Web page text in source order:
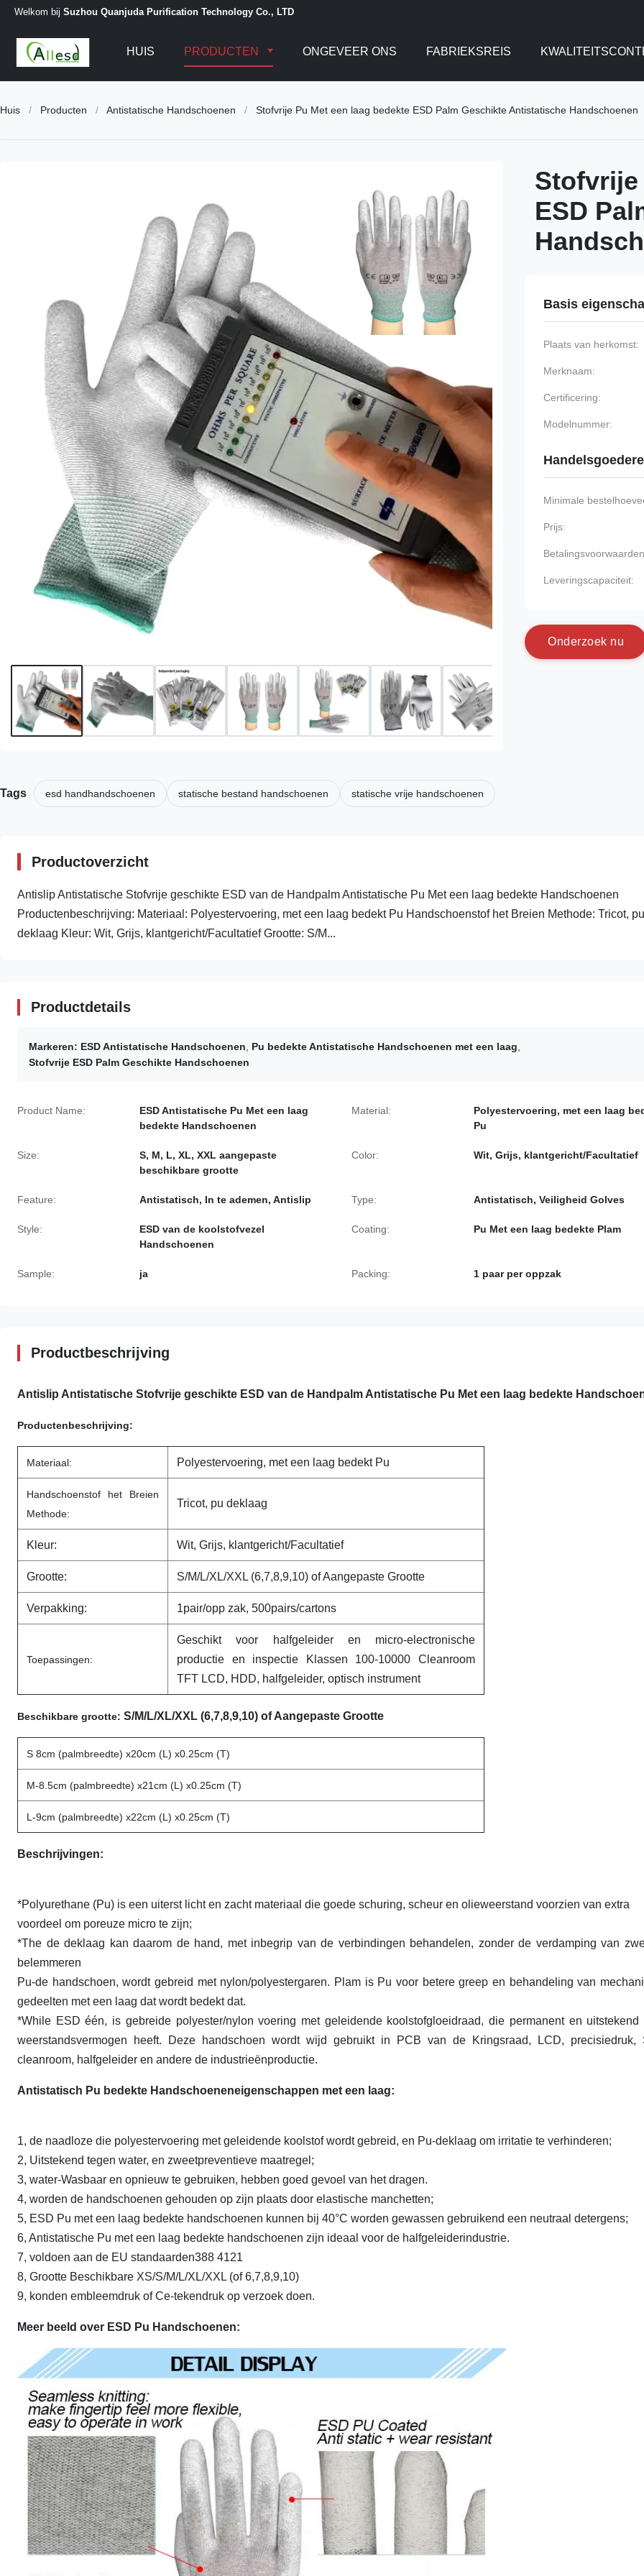
Welkom bij Suzhou Quanjuda Purification Technology Co., LTD
HUIS PRODUCTEN ONGEVEER ONS FABRIEKSREIS
Huis / Producten / Antistatische Handschoenen / Stofvrije Pu Met een laag bedekte ESD Palm Geschikte Antistatische Handschoenen
Stofvrije
ESD
Basis
Plaats van herkomst:
Merknaam:
Certificering:
Modelnummer:
Minimale
Prijs:
Leveringscapaciteit:
Onderzoek nu
Tags esd handhandschoenen statische bestand handschoenen statische vrije handschoenen
Productoverzicht
Antislip Antistatische Stofvrije geschikte ESD van de Handpalm Antistatische Pu Met een laag bedekte Handschoenen
Productenbeschrijving: Materiaal: Polyestervoering, met een laag bedekt Pu Handschoenstof het Breien Methode: Tricot, pu
deklaag Kleur: Wit, Grijs, klantgericht/Facultatief Grootte: S/M...
Productdetails
Markeren: ESD Antistatische Handschoenen Pu bedekte Antistatische Handschoenen met een laag
Stofvrije ESD Palm Geschikte Handschoenen
Product Name:
ESD Antistatische Pu Met een laag
bedekte Handschoenen
Material:
Polyestervoering, met een laag
Pu
Size:
S, M, L, XL, XXL aangepaste
beschikbare grootte
Color: Wit, Grijs, klantgericht/Facultatief
Feature: Antistatisch, In te ademen, Antislip Type: Antistatisch, Veiligheid Golves
Style:
ESD van de koolstofvezel
Handschoenen
Coating: Pu Met een laag bedekte Plam
Sample: ja Packing: 1 paar per oppzak
Productbeschrijving
Antislip Antistatische Stofvrije geschikte ESD van de Handpalm Antistatische Pu Met een laag bedekte
Productenbeschrijving:
Materiaal: Polyestervoering, met een laag bedekt Pu
Handschoenstof het Breien
Methode:
Tricot, pu deklaag
Kleur: Wit, Grijs, klantgericht/Facultatief
Grootte: S/M/L/XL/XXL (6,7,8,9,10) of Aangepaste Grootte
Verpakking: 1pair/opp zak, 500pairs/cartons
Toepassingen:
Geschikt voor halfgeleider en micro-electronische
productie en inspectie Klassen 100-10000 Cleanroom
TFT LCD, HDD, halfgeleider, optisch instrument
Beschikbare grootte: S/M/L/XL/XXL (6,7,8,9,10) of Aangepaste Grootte
S 8cm (palmbreedte) x20cm (L) x0.25cm (T)
M-8.5cm (palmbreedte) x21cm (L) x0.25cm (T)
L-9cm (palmbreedte) x22cm (L) x0.25cm (T)
Beschrijvingen:
*Polyurethane (Pu) is een uiterst licht en zacht materiaal die goede schuring, scheur en olieweerstand voorzien van extra
voordeel om poreuze micro te zijn;
*The de deklaag kan daarom de hand, met inbegrip van de verbindingen behandelen, zonder de verdamping van
belemmeren
Pu-de handschoen, wordt gebreid met nylon/polyestergaren. Plam is Pu voor betere greep en behandeling van
gedeelten met een laag dat wordt bedekt dat.
*While ESD één, is gebreide polyester/nylon voering met geleidende koolstofgloeidraad, die permanent en uitstekend
weerstandsvermogen heeft. Deze handschoen wordt wijd gebruikt in PCB van de Kringsraad, LCD, precisiedruk,
cleanroom, halfgeleider en andere de industrieënproductie.
Antistatisch Pu bedekte Handschoeneneigenschappen met een laag:
1, de naadloze die polyestervoering met geleidende koolstof wordt gebreid, en Pu-deklaag om irritatie te verhinderen;
2, Uitstekend tegen water, en zweetpreventieve maatregel;
3, water-Wasbaar en opnieuw te gebruiken, hebben goed gevoel van het dragen.
4, worden de handschoenen gehouden op zijn plaats door elastische manchetten;
5, ESD Pu met een laag bedekte handschoenen kunnen bij 40°C worden gewassen gebruikend een neutraal detergens;
6, Antistatische Pu met een laag bedekte handschoenen zijn ideaal voor de halfgeleiderindustrie.
7, voldoen aan de EU standaarden388 4121
8, Grootte Beschikbare XS/S/M/L/XL/XXL (of 6,7,8,9,10)
9, konden embleemdruk of Ce-tekendruk op verzoek doen.
Meer beeld over ESD Pu Handschoenen: